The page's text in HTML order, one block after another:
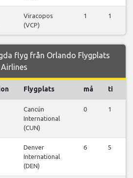
Viracopos
(VCP)
1 1
flyg från Orlando Flygplats
Flygplats må ti
Cancún
International
(CUN)
0 1
Denver
International
(DEN)
6 5